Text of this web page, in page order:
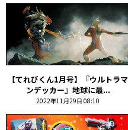
【てれびくん1月号】『ウルトラマ
ンデッカー』地球に最...
2022年11月29日 08:10